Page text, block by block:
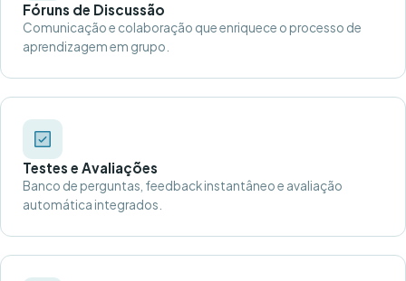
Fóruns de Discussão
Comunicação e colaboração que enriquece o processo de
aprendizagem em grupo.
Testes e Avaliações
Banco de perguntas, feedback instantâneo e avaliação
automática integrados.